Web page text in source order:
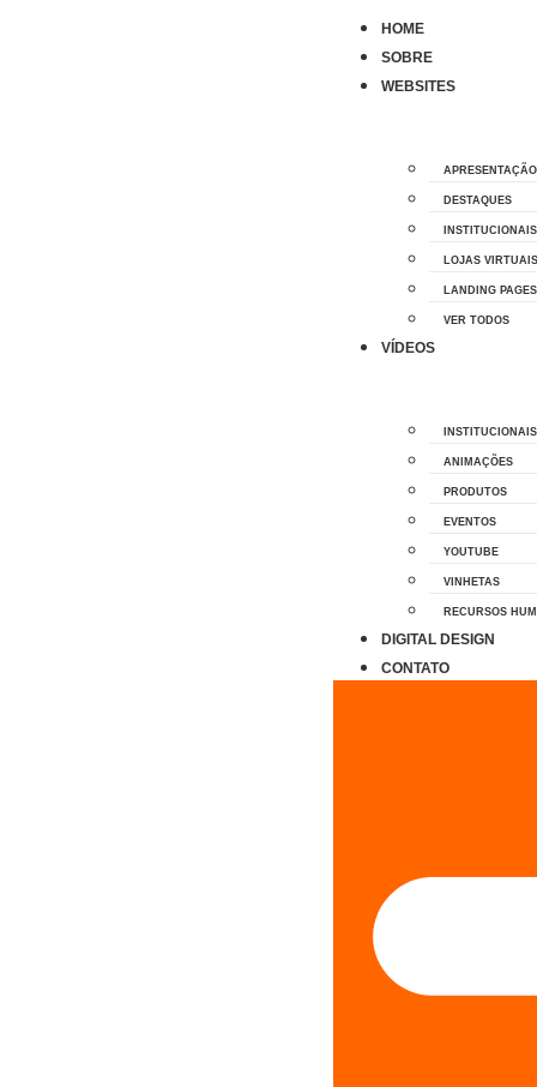
HOME
SOBRE
WEBSITES
APRESENTAÇÃO
DESTAQUES
INSTITUCIONAIS
LOJAS VIRTUAIS
LANDING PAGES
VER TODOS
VÍDEOS
INSTITUCIONAIS
ANIMAÇÕES
PRODUTOS
EVENTOS
YOUTUBE
VINHETAS
RECURSOS
DIGITAL DESIGN
CONTATO